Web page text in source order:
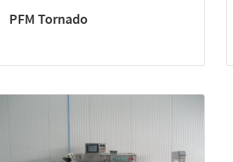
PFM Tornado